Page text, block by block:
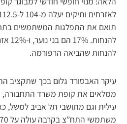
להנחות שהביאה הרפורמה.
עיקר האבסורד גלום בכך שתקציב
ממלאים את קופת משרד התחבורה,
עילית וגם מתושבי תל אביב למשל,